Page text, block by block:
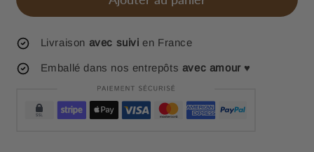
Livraison avec suivi en France
Emballé dans nos entrepôts avec amour ♥